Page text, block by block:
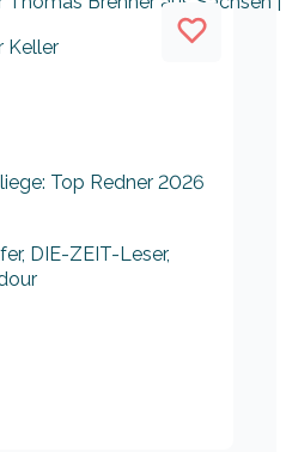
Keller
Top Redner 2026
DIE-ZEIT-Leser,